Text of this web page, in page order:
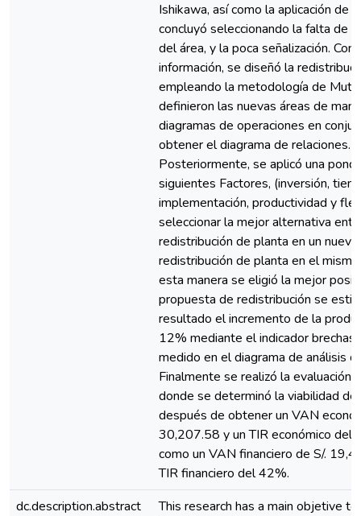
Ishikawa, así como la aplicación de
concluyó seleccionando la falta de
del área, y la poca señalización. Con
información, se diseñó la
empleando la metodología de
definieron las nuevas áreas de
diagramas de operaciones en
obtener el diagrama de relaciones.
Posteriormente, se aplicó una
siguientes Factores, (inversión,
implementación, productividad y
seleccionar la mejor alternativa
redistribución de planta en un
redistribución de planta en el
esta manera se eligió la mejor
propuesta de redistribución se
resultado el incremento de la
12% mediante el indicador
medido en el diagrama de análisis
Finalmente se realizó la evaluación
donde se determinó la viabilidad
después de obtener un VAN
30,207.58 y un TIR económico del
como un VAN financiero de S/.
TIR financiero del 42%.
dc.description.abstract
This research has a main objetive